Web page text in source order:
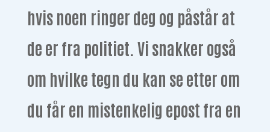
hvis noen ringer deg og påstår at
de er fra politiet. Vi snakker også
om hvilke tegn du kan se etter om
du får en mistenkelig epost fra en